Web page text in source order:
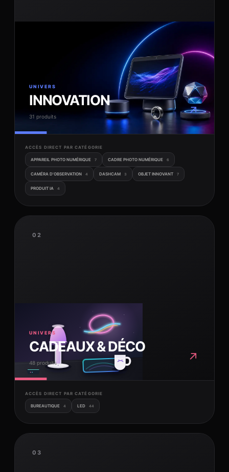
UNIVERS
INNOVATION
31 produits ↗
ACCÈS DIRECT PAR CATÉGORIE
APPAREIL PHOTO NUMÉRIQUE 7 CADRE PHOTO NUMÉRIQUE 6
CAMÉRA D'OBSERVATION 4 DASHCAM 3 OBJET INNOVANT 7
PRODUIT IA 4
02
UNIVERS
CADEAUX & DÉCO
48 produits ↗
ACCÈS DIRECT PAR CATÉGORIE
BUREAUTIQUE 4 LED 44
03